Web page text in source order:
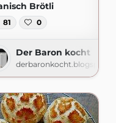
Brötli
81 0
Der Baron kocht